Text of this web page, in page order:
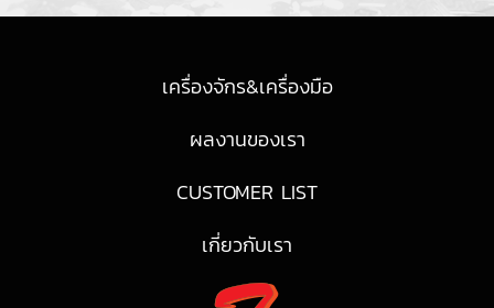
เครื่องจักร&เครื่องมือ
ผลงานของเรา
CUSTOMER LIST
เกี่ยวกับเรา